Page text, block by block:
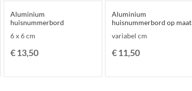
Aluminium
huisnummerbord
6 x 6 cm
€ 13,50
Aluminium
huisnummerbord op maat
variabel cm
€ 11,50